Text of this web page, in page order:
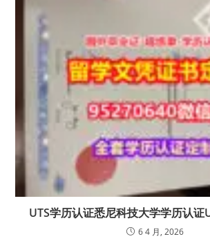
UTS学历认证悉尼科技大学学历认证
6 4 月, 2026